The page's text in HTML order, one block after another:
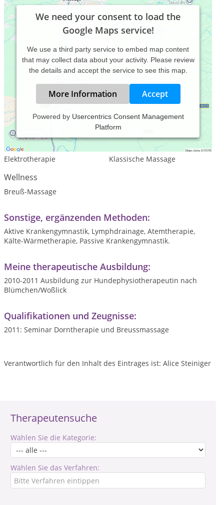
Therapeutensuche
Wählen Sie die Kategorie:
Wählen Sie das Verfahren:
We need your consent to load the
Google Maps service!
We use a third party service to embed map content
that may collect data about your activity. Please review
the details and accept the service to see this map.
More Information Accept
Powered by Usercentrics Consent Management
Platform
Leistungsspektrum:
Traditionelle und komplementäre Medizin, Heilkunde
Elektrotherapie Klassische Massage
Wellness
Breuß-Massage
Sonstige, ergänzenden Methoden:
Aktive Krankengymnastik, Lymphdrainage, Atemtherapie,
Kälte-Wärmetherapie, Passive Krankengymnastik.
Meine therapeutische Ausbildung:
2010-2011 Ausbildung zur Hundephysiotherapeutin nach
Blümchen/Woßlick
Qualifikationen und Zeugnisse:
2011: Seminar Dorntherapie und Breussmassage
Verantwortlich für den Inhalt des Eintrages ist: Alice Steiniger